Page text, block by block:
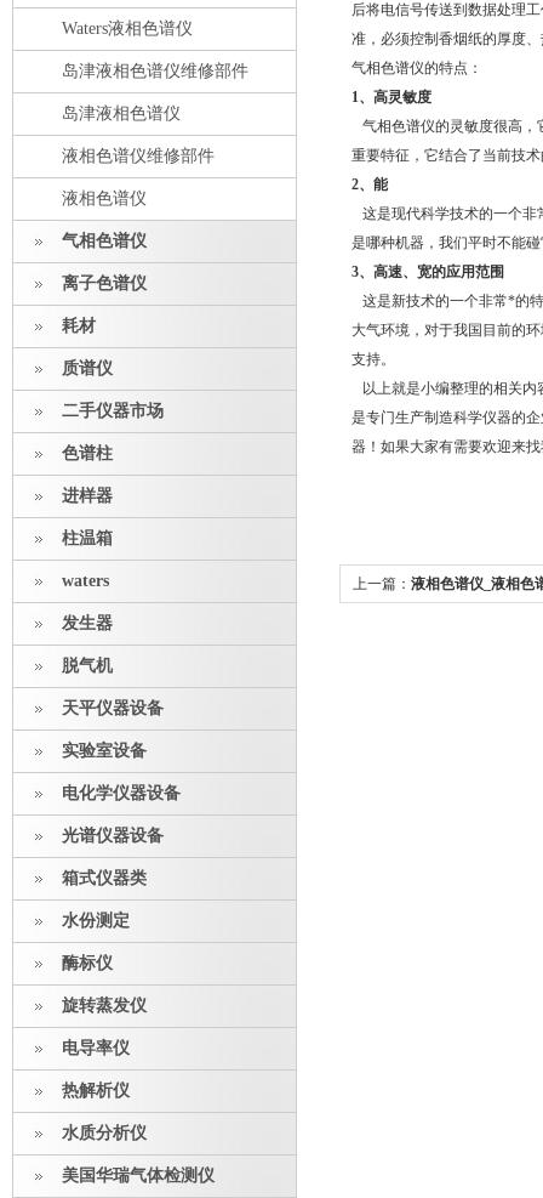
Waters液相色谱仪
岛津液相色谱仪维修部件
岛津液相色谱仪
液相色谱仪维修部件
液相色谱仪
气相色谱仪
离子色谱仪
耗材
质谱仪
二手仪器市场
色谱柱
进样器
柱温箱
waters
发生器
脱气机
天平仪器设备
实验室设备
电化学仪器设备
光谱仪器设备
箱式仪器类
水份测定
酶标仪
旋转蒸发仪
电导率仪
热解析仪
水质分析仪
美国华瑞气体检测仪
后将电信号传送到数据处理
准，必须控制香烟纸的厚度
气相色谱仪的特点：
1、高灵敏度
气相色谱仪的灵敏度很高，
重要特征，它结合了当前技
2、能
这是现代科学技术的一个非
是哪种机器，我们平时不能
3、高速、宽的应用范围
这是新技术的一个非常*的
大气环境，对于我国目前的
支持。
以上就是小编整理的相关内
是专门生产制造科学仪器的
器！如果大家有需要欢迎来
上一篇： 液相色谱仪_液相色